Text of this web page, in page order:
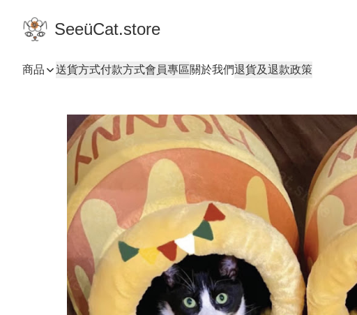
SeeüCat.store
商品 送貨方式付款方式會員專區關於我們退貨及退款政策